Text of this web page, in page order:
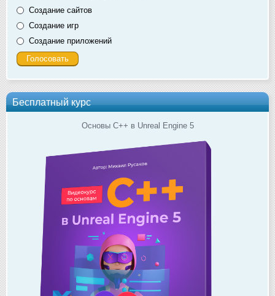
Создание сайтов
Создание игр
Создание приложений
Бесплатный курс
Основы C++ в Unreal Engine 5